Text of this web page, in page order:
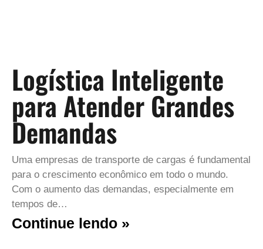
Logística Inteligente
para Atender Grandes
Demandas
Uma empresas de transporte de cargas é fundamental
para o crescimento econômico em todo o mundo.
Com o aumento das demandas, especialmente em
tempos de…
Continue lendo »